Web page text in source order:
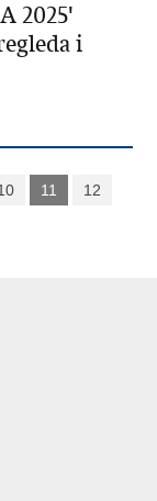
2025'
i
11
12